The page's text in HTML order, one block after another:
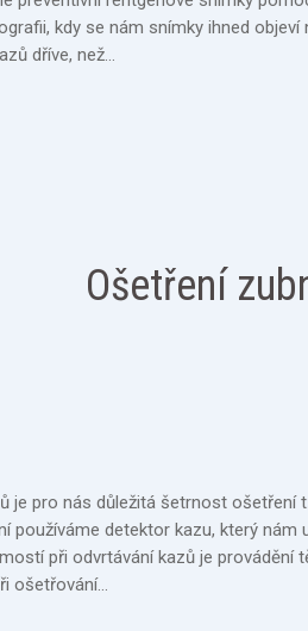
kdy se nám snímky ihned
dříve, než…
Ošetření
je pro nás důležitá šetrnost
používáme detektor kazu, který
při odvrtávání kazů je
ošetřování…